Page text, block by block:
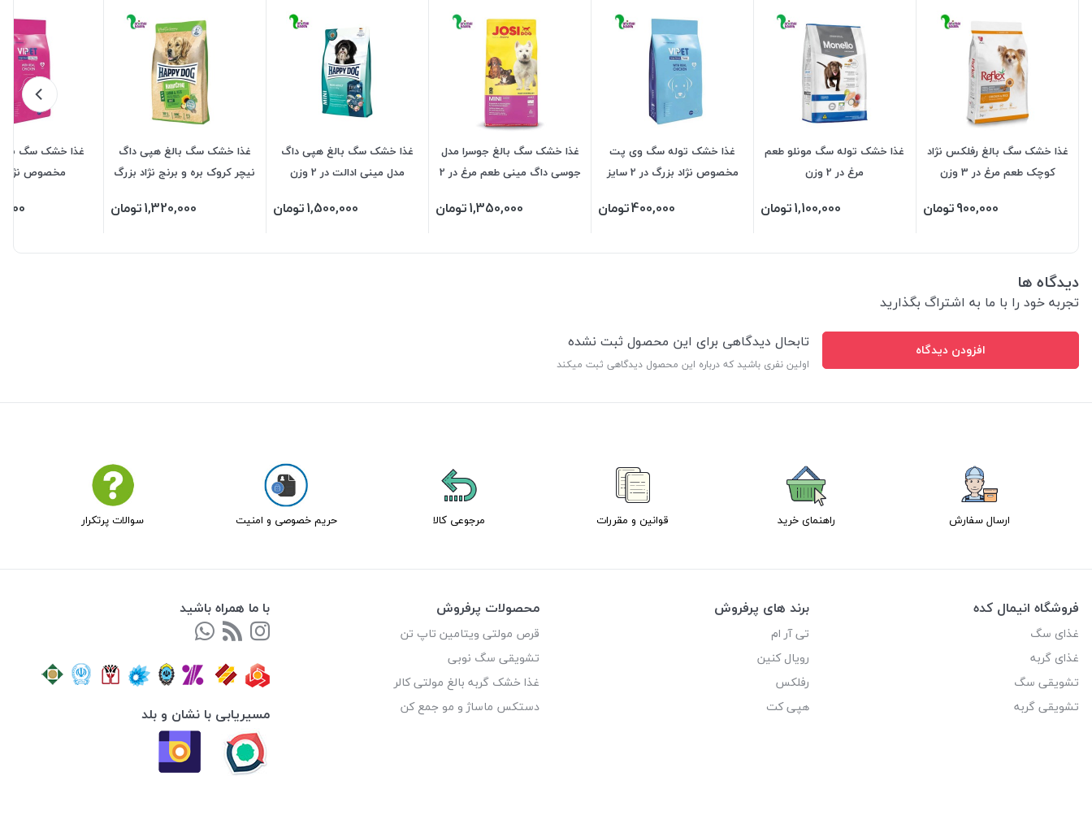
غذا خشک سگ بالغ رفلکس نژاد
کوچک طعم مرغ در 3 وزن
900,000تومان
غذا خشک توله سگ مونلو طعم
مرغ در 2 وزن
1,100,000تومان
غذا خشک توله سگ وی پت
مخصوص نژاد بزرگ در 2 سایز
400,000تومان
غذا خشک سگ بالغ جوسرا مدل
جوسی داگ مینی طعم مرغ در 2
1,350,000تومان
غذا خشک سگ بالغ هپی داگ
مدل مینی ادالت در 2 وزن
1,500,000تومان
غذا خشک سگ بالغ هپی داگ
نیچر کروک بره و برنج نژاد بزرگ
1,320,000تومان
غذا خشک سگ
مخصوص نژاد
دیدگاه ها
تجربه خود را با ما به اشتراگ بگذارید
افزودن دیدگاه تابحال دیدگاهی برای این محصول ثبت نشده
اولین نفری باشید که درباره این محصول دیدگاهی ثبت میکند
ارسال سفارش راهنمای خرید قوانین و مقررات مرجوعی کالا حریم خصوصی و امنیت سوالات پرتکرار
فروشگاه انیمال کده
غذای سگ
غذای گربه
تشویقی سگ
تشویقی گربه
برند های پرفروش
تی آر ام
رویال کنین
رفلکس
هپی کت
محصولات پرفروش
قرص مولتی ویتامین تاپ تن
تشویقی سگ نوبی
غذا خشک گربه بالغ مولتی کالر
دستکس ماساژ و مو جمع کن
با ما همراه باشید
مسیریابی با نشان و بلد